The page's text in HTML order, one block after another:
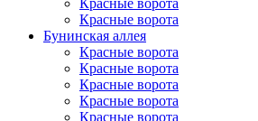
Красные ворота
Красные ворота
Бунинская аллея
Красные ворота
Красные ворота
Красные ворота
Красные ворота
Красные ворота